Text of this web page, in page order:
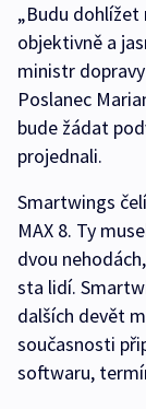
„Budu dohlížet
objektivně a
ministr
Poslanec
bude žádat
projednali.
Smartwings
MAX 8. Ty
dvou
sta lidí.
dalších devět
současnosti
softwaru,